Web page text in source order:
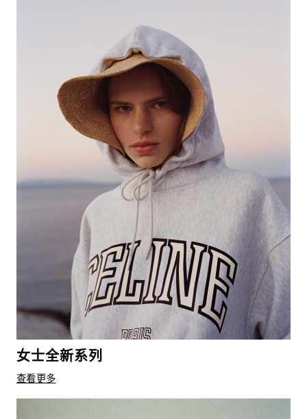
女士全新系列
查看更多